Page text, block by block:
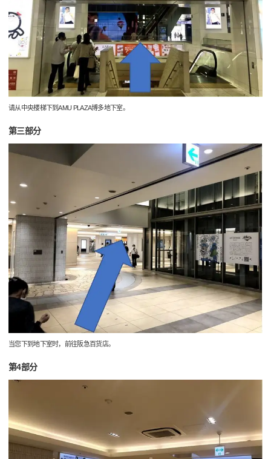
请从中央楼梯下到AMU PLAZA博多地下室。
第三部分
当您下到地下室时，前往阪急百货店。
第4部分